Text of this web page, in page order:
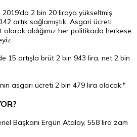
2019’da 2 bin 20 liraya yükseltmiş
artık sağlamıştık. Asgari ücreti
aldığımız her politikada herkese
15 artışla brüt 2 bin 943 lira, net 2 bin
asgari ücreti 2 bin 479 lira olacak."
Başkanı Ergün Atalay, 558 lira zam